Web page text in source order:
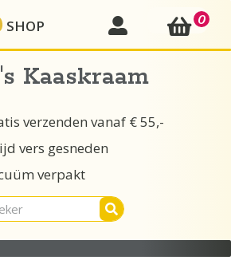
SHOP mijn account 0
Kaaskraam
verzenden vanaf € 55,-
vers gesneden
verpakt